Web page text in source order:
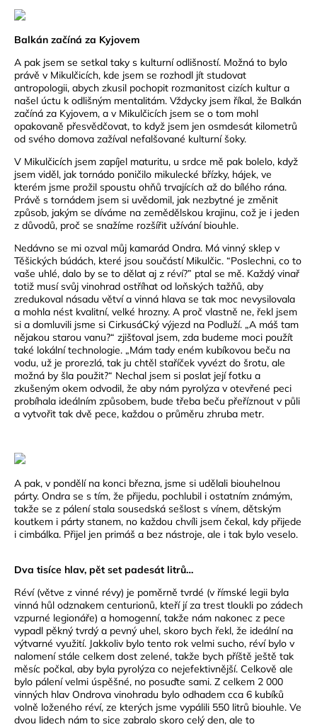
Balkán začíná za Kyjovem
A pak jsem se setkal taky s kulturní odlišností. Možná to bylo
právě v Mikulčicích, kde jsem se rozhodl jít studovat
antropologii, abych zkusil pochopit rozmanitost cizích kultur a
našel úctu k odlišným mentalitám. Vždycky jsem říkal, že Balkán
začíná za Kyjovem, a v Mikulčicích jsem se o tom mohl
opakovaně přesvědčovat, to když jsem jen osmdesát kilometrů
od svého domova zažíval nefalšované kulturní šoky.
V Mikulčicích jsem zapíjel maturitu, u srdce mě pak bolelo, když
jsem viděl, jak tornádo poničilo mikulecké břízky, hájek, ve
kterém jsme prožil spoustu ohňů trvajících až do bílého rána.
Právě s tornádem jsem si uvědomil, jak nezbytné je změnit
způsob, jakým se díváme na zemědělskou krajinu, což je i jeden
z důvodů, proč se snažíme rozšířit užívání biouhle.
Nedávno se mi ozval můj kamarád Ondra. Má vinný sklep v
Těšických búdách, které jsou součástí Mikulčic. “Poslechni, co to
vaše uhlé, dalo by se to dělat aj z réví?” ptal se mě. Každý vinař
totiž musí svůj vinohrad ostříhat od loňských tažňů, aby
zredukoval násadu větví a vinná hlava se tak moc nevysilovala
a mohla nést kvalitní, velké hrozny. A proč vlastně ne, řekl jsem
si a domluvili jsme si CirkusáCký výjezd na Podluží. „A máš tam
nějakou starou vanu?“ zjišťoval jsem, zda budeme moci použít
také lokální technologie. „Mám tady eném kubíkovou beču na
vodu, už je prorezlá, tak ju chtěl staříček vyvézt do šrotu, ale
možná by šla použit?“ Nechal jsem si poslat její fotku a
zkušeným okem odvodil, že aby nám pyrolýza v otevřené peci
probíhala ideálním způsobem, bude třeba beču přeříznout v půli
a vytvořit tak dvě pece, každou o průměru zhruba metr.
A pak, v pondělí na konci března, jsme si udělali biouhelnou
párty. Ondra se s tím, že přijedu, pochlubil i ostatním známým,
takže se z pálení stala sousedská sešlost s vínem, dětským
koutkem i párty stanem, no každou chvíli jsem čekal, kdy přijede
i cimbálka. Přijel jen primáš a bez nástroje, ale i tak bylo veselo.
Dva tisíce hlav, pět set padesát litrů…
Réví (větve z vinné révy) je poměrně tvrdé (v římské legii byla
vinná hůl odznakem centurionů, kteří jí za trest tloukli po zádech
vzpurné legionáře) a homogenní, takže nám nakonec z pece
vypadl pěkný tvrdý a pevný uhel, skoro bych řekl, že ideální na
výtvarné využití. Jakkoliv bylo tento rok velmi sucho, réví bylo v
nalomení stále celkem dost zelené, takže bych příště ještě tak
měsíc počkal, aby byla pyrolýza co nejefektivnější. Celkově ale
bylo pálení velmi úspěšné, no posuďte sami. Z celkem 2 000
vinných hlav Ondrova vinohradu bylo odhadem cca 6 kubíků
volně loženého réví, ze kterých jsme vypálili 550 litrů biouhle. Ve
dvou lidech nám to sice zabralo skoro celý den, ale to